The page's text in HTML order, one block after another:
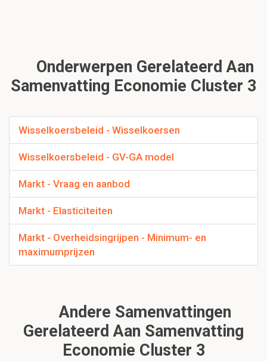
Onderwerpen Gerelateerd Aan
Samenvatting Economie Cluster 3
Wisselkoersbeleid - Wisselkoersen
Wisselkoersbeleid - GV-GA model
Markt - Vraag en aanbod
Markt - Elasticiteiten
Markt - Overheidsingrijpen - Minimum- en
maximumprijzen
Andere Samenvattingen
Gerelateerd Aan Samenvatting
Economie Cluster 3